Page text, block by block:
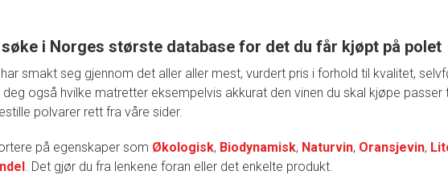
søke i Norges største database for det du får kjøpt på polet
smakt seg gjennom det aller aller mest, vurdert pris i forhold til kvalitet,
også hvilke matretter eksempelvis akkurat den vinen du skal kjøpe
polvarer rett fra våre sider.
på egenskaper som Økologisk, Biodynamisk, Naturvin, Oransjevin,
. Det gjør du fra lenkene foran eller det enkelte produkt.